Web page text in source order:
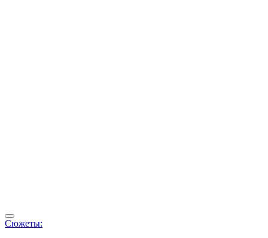
Сюжеты: